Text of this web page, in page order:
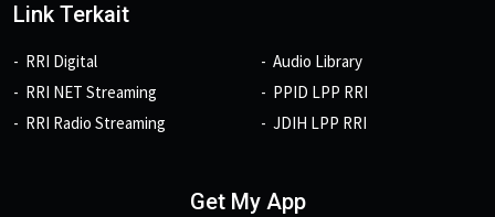
Link Terkait
RRI Digital
RRI NET Streaming
RRI Radio Streaming
Audio Library
PPID LPP RRI
JDIH LPP RRI
Get My App